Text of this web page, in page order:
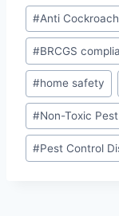
Etiquetas
de
la
entrada:
#Anti
#BRCGS
#home safety
#Non-Toxic
#Pest Control